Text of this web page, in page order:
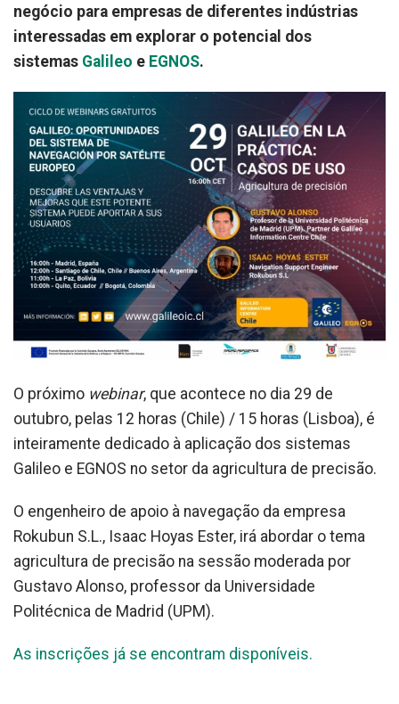
negócio para empresas de diferentes indústrias
interessadas em explorar o potencial dos
sistemas Galileo e EGNOS.
O próximo webinar, que acontece no dia 29 de
outubro, pelas 12 horas (Chile) / 15 horas (Lisboa), é
inteiramente dedicado à aplicação dos sistemas
Galileo e EGNOS no setor da agricultura de precisão.
O engenheiro de apoio à navegação da empresa
Rokubun S.L., Isaac Hoyas Ester, irá abordar o tema
agricultura de precisão na sessão moderada por
Gustavo Alonso, professor da Universidade
Politécnica de Madrid (UPM).
As inscrições já se encontram disponíveis.